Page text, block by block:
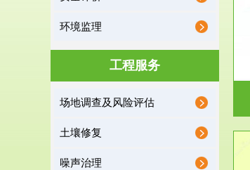
环境监理
工程服务
场地调查及风险评估
土壤修复
噪声治理
业事业单位应当按照...